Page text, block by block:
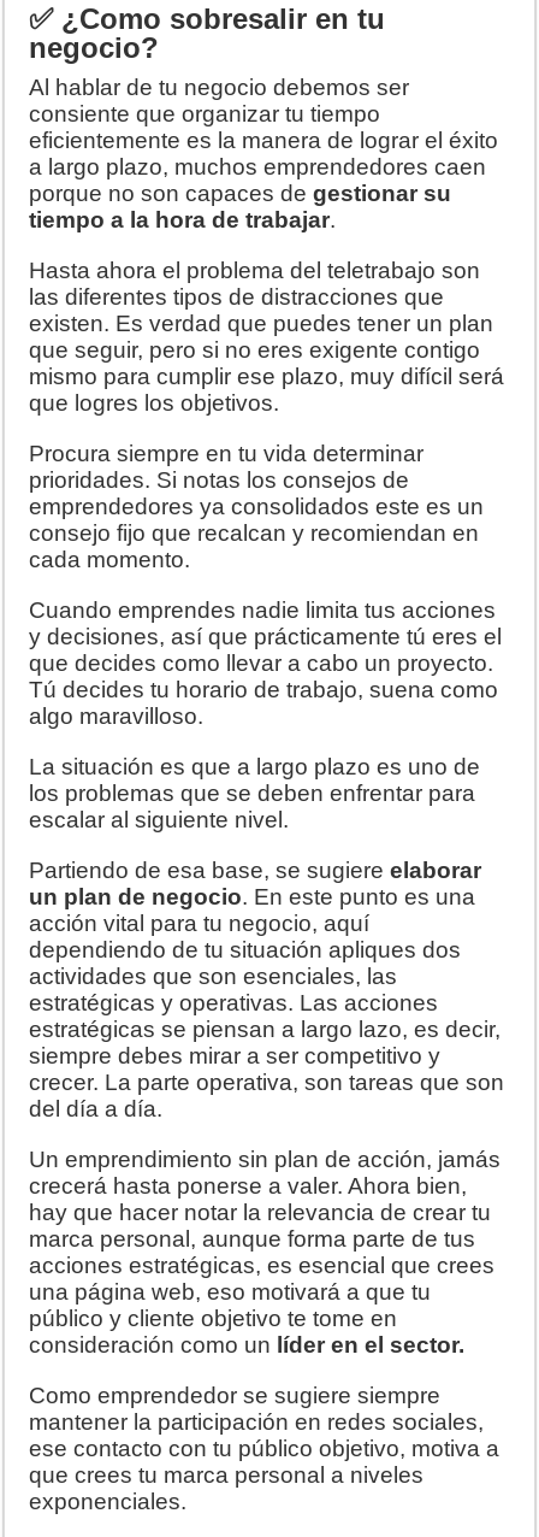
✅ ¿Como sobresalir en tu
negocio?
Al hablar de tu negocio debemos ser
consiente que organizar tu tiempo
eficientemente es la manera de lograr el éxito
a largo plazo, muchos emprendedores caen
porque no son capaces degestionar su
tiempo a la hora de trabajar.
Hasta ahora el problema del teletrabajo son
las diferentes tipos de distracciones que
existen. Es verdad que puedes tener un plan
que seguir, pero si no eres exigente contigo
mismo para cumplir ese plazo, muy difícil será
que logres los objetivos.
Procura siempre en tu vida determinar
prioridades. Si notas los consejos de
emprendedores ya consolidados este es un
consejo fijo que recalcan y recomiendan en
cada momento.
Cuando emprendes nadie limita tus acciones
y decisiones, así que prácticamente tú eres el
que decides como llevar a cabo un proyecto.
Tú decides tu horario de trabajo, suena como
algo maravilloso.
La situación es que a largo plazo es uno de
los problemas que se deben enfrentar para
escalar al siguiente nivel.
Partiendo de esa base, se sugiereelaborar
un plan de negocio. En este punto es una
acción vital para tu negocio, aquí
dependiendo de tu situación apliques dos
actividades que son esenciales, las
estratégicas y operativas. Las acciones
estratégicas se piensan a largo lazo, es decir,
siempre debes mirar a ser competitivo y
crecer. La parte operativa, son tareas que son
del día a día.
Un emprendimiento sin plan de acción, jamás
crecerá hasta ponerse a valer. Ahora bien,
hay que hacer notar la relevancia de crear tu
marca personal, aunque forma parte de tus
acciones estratégicas, es esencial que crees
una página web, eso motivará a que tu
público y cliente objetivo te tome en
consideración como un líder en el sector.
Como emprendedor se sugiere siempre
mantener la participación en redes sociales,
ese contacto con tu público objetivo, motiva a
que crees tu marca personal a niveles
exponenciales.